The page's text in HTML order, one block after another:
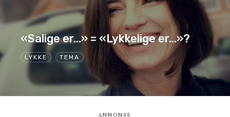
LYKKE TEMA
«Salige er…» = «Lykkelige er…»?